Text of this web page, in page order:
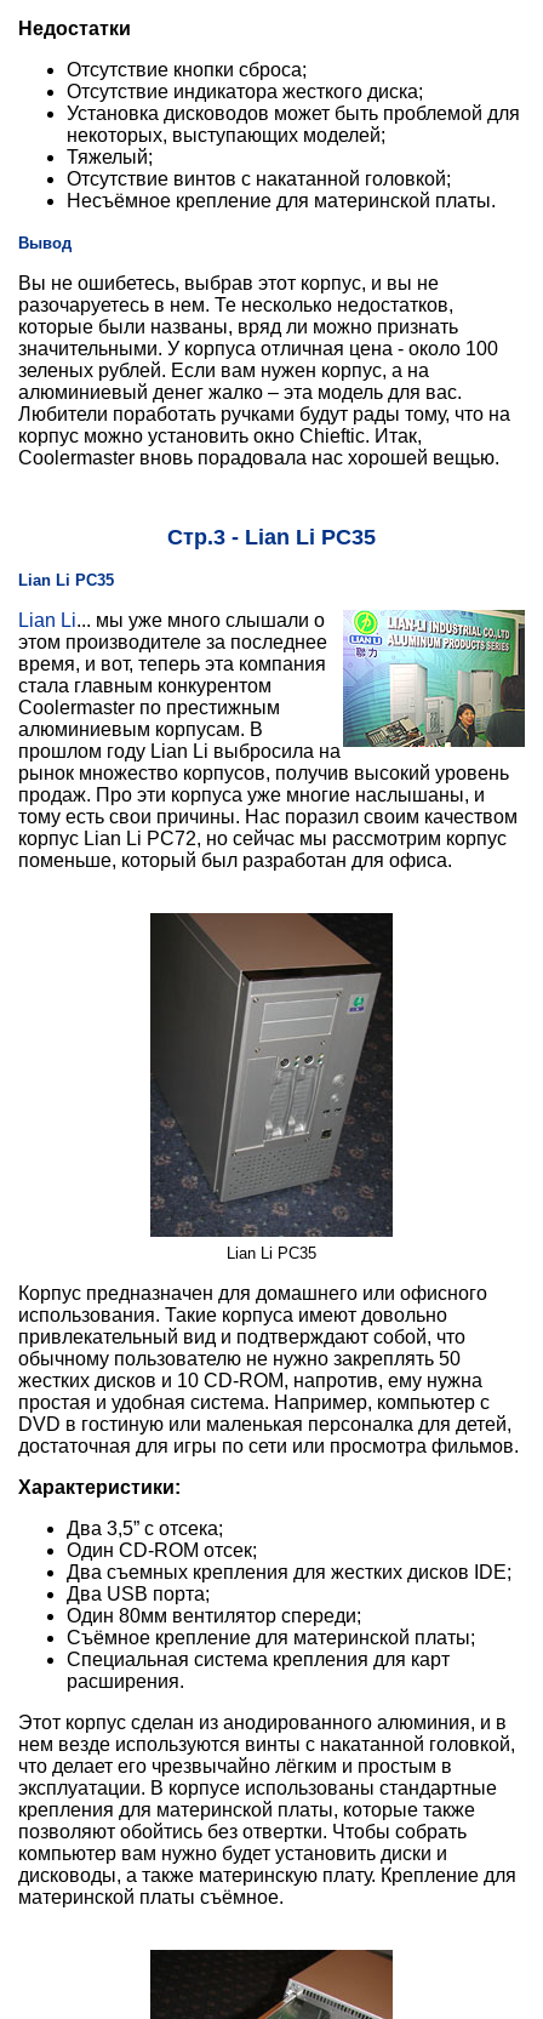
Недостатки
Отсутствие кнопки сброса;
Отсутствие индикатора жесткого диска;
Установка дисководов может быть проблемой для
некоторых, выступающих моделей;
Тяжелый;
Отсутствие винтов с накатанной головкой;
Несъёмное крепление для материнской платы.
Вывод
Вы не ошибетесь, выбрав этот корпус, и вы не
разочаруетесь в нем. Те несколько недостатков,
которые были названы, вряд ли можно признать
значительными. У корпуса отличная цена - около 100
зеленых рублей. Если вам нужен корпус, а на
алюминиевый денег жалко – эта модель для вас.
Любители поработать ручками будут рады тому, что на
корпус можно установить окно Chieftic. Итак,
Coolermaster вновь порадовала нас хорошей вещью.
Стр.3 - Lian Li PC35
Lian Li PC35
Lian Li... мы уже много слышали о
этом производителе за последнее
время, и вот, теперь эта компания
стала главным конкурентом
Coolermaster по престижным
алюминиевым корпусам. В
прошлом году Lian Li выбросила на
рынок множество корпусов, получив высокий уровень
продаж. Про эти корпуса уже многие наслышаны, и
тому есть свои причины. Нас поразил своим качеством
корпус Lian Li PC72, но сейчас мы рассмотрим корпус
поменьше, который был разработан для офиса.
Lian Li PC35
Корпус предназначен для домашнего или офисного
использования. Такие корпуса имеют довольно
привлекательный вид и подтверждают собой, что
обычному пользователю не нужно закреплять 50
жестких дисков и 10 CD-ROM, напротив, ему нужна
простая и удобная система. Например, компьютер с
DVD в гостиную или маленькая персоналка для детей,
достаточная для игры по сети или просмотра фильмов.
Характеристики:
Два 3,5” с отсека;
Один CD-ROM отсек;
Два съемных крепления для жестких дисков IDE;
Два USB порта;
Один 80мм вентилятор спереди;
Съёмное крепление для материнской платы;
Специальная система крепления для карт
расширения.
Этот корпус сделан из анодированного алюминия, и в
нем везде используются винты с накатанной головкой,
что делает его чрезвычайно лёгким и простым в
эксплуатации. В корпусе использованы стандартные
крепления для материнской платы, которые также
позволяют обойтись без отвертки. Чтобы собрать
компьютер вам нужно будет установить диски и
дисководы, а также материнскую плату. Крепление для
материнской платы съёмное.